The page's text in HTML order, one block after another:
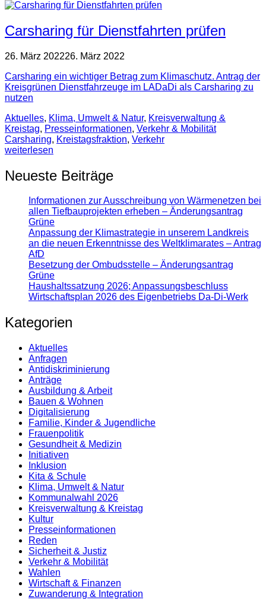
Carsharing für Dienstfahrten prüfen
26. März 202226. März 2022
Carsharing ein wichtiger Betrag zum Klimaschutz. Antrag der
Kreisgrünen Dienstfahrzeuge im LADaDi als Carsharing zu
nutzen
Aktuelles, Klima, Umwelt & Natur, Kreisverwaltung &
Kreistag, Presse­informationen, Verkehr & Mobilität
Carsharing, Kreistagsfraktion, Verkehr
weiterlesen
Neueste Beiträge
Informationen zur Ausschreibung von Wärmenetzen bei
allen Tiefbauprojekten erheben – Änderungsantrag
Grüne
Anpassung der Klimastrategie in unserem Landkreis
an die neuen Erkenntnisse des Weltklimarates – Antrag
AfD
Besetzung der Ombudsstelle – Änderungsantrag
Grüne
Haushaltssatzung 2026; Anpassungsbeschluss
Wirtschaftsplan 2026 des Eigenbetriebs Da-Di-Werk
Kategorien
Aktuelles
Anfragen
Antidiskrimi­nierung
Anträge
Ausbildung & Arbeit
Bauen & Wohnen
Digitalisierung
Familie, Kinder & Jugendliche
Frauenpolitik
Gesundheit & Medizin
Initiativen
Inklusion
Kita & Schule
Klima, Umwelt & Natur
Kommunalwahl 2026
Kreisverwaltung & Kreistag
Kultur
Presse­informationen
Reden
Sicherheit & Justiz
Verkehr & Mobilität
Wahlen
Wirtschaft & Finanzen
Zuwanderung & Integration